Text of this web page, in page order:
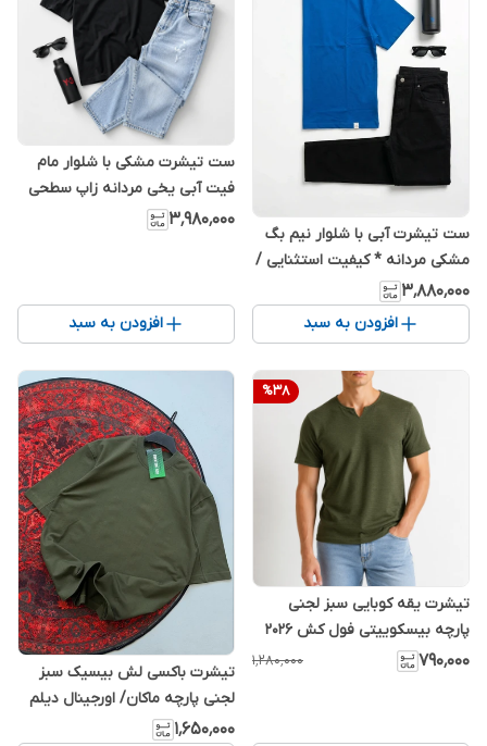
ست تیشرت آبی با شلوار نیم بگ
مشکی مردانه * کیفیت استثنایی /
اورجینال دیلم
۳٬۸۸۰٬۰۰۰
افزودن به سبد
ست تیشرت مشکی با شلوار مام
فیت آبی یخی مردانه زاپ سطحی
* کیفیت استثنایی / اورجینال دیلم
۳٬۹۸۰٬۰۰۰
افزودن به سبد
%38
تیشرت یقه کوبایی سبز لجنی
پارچه بیسکوییتی فول کش 2026
۷۹۰٬۰۰۰ ۱٬۲۸۰٬۰۰۰
تیشرت باکسی لش بیسیک سبز
لجنی پارچه ماکان/ اورجینال دیلم
۱٬۶۵۰٬۰۰۰